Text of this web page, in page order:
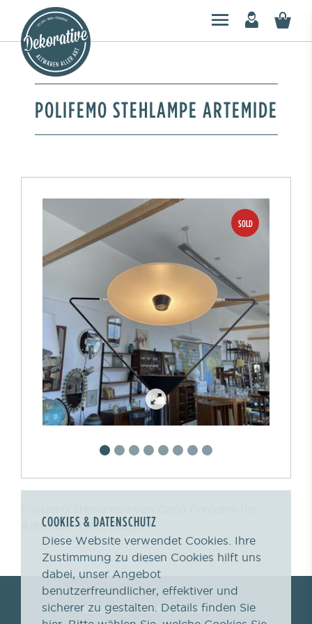
POLIFEMO STEHLAMPE ARTEMIDE
Artemide, 1980, Italien.
BEZAHLUNG, VERSAND & ABHOLUNG
COOKIES & DATENSCHUTZ
Diese Website verwendet Cookies. Ihre
Zustimmung zu diesen Cookies hilft uns
dabei, unser Angebot
benutzerfreundlicher, effektiver und
sicherer zu gestalten. Details finden Sie